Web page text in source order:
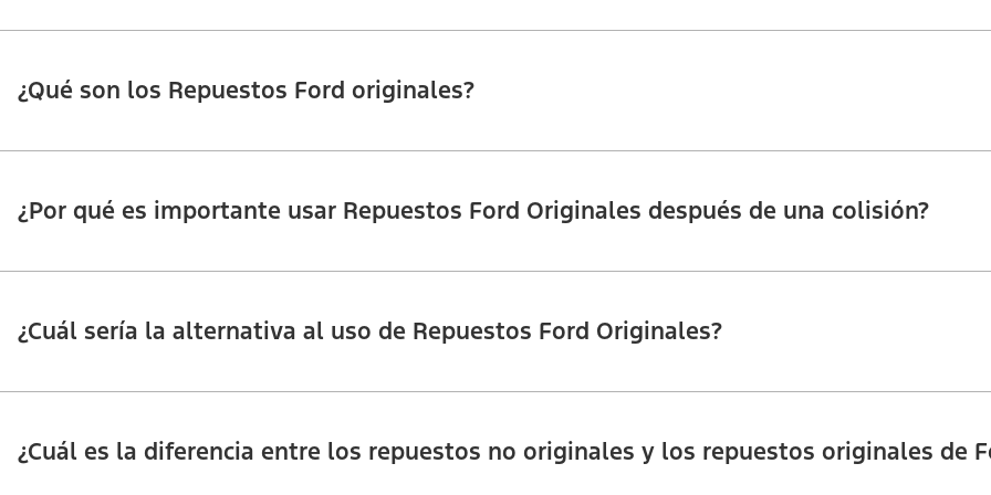
¿Qué son los Repuestos Ford originales?
¿Por qué es importante usar Repuestos Ford Originales después de una colisión?
¿Cuál sería la alternativa al uso de Repuestos Ford Originales?
¿Cuál es la diferencia entre los repuestos no originales y los repuestos originales de